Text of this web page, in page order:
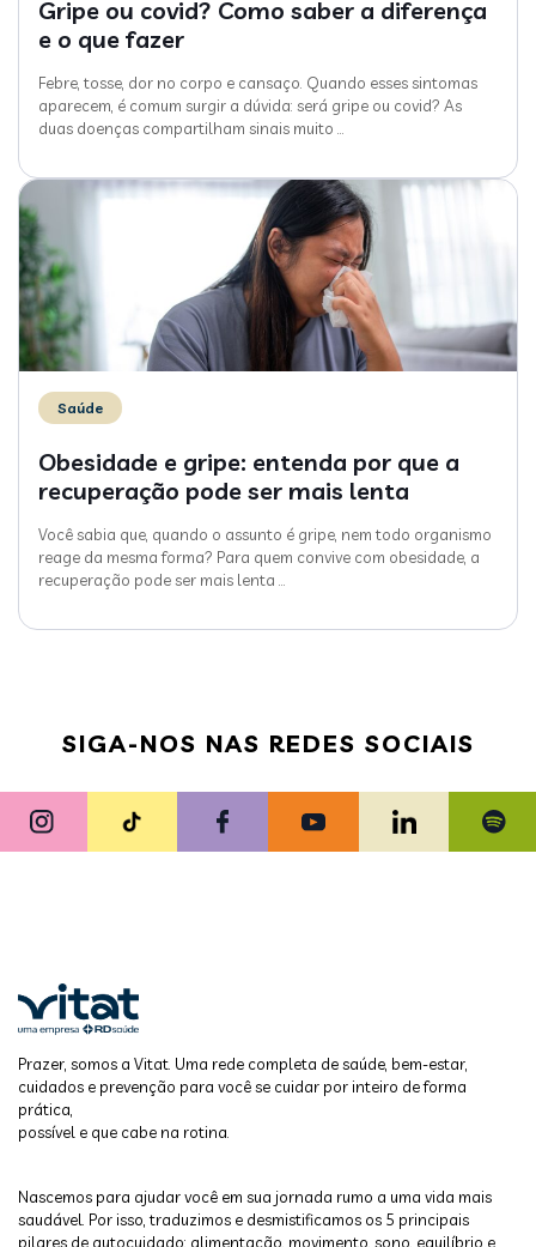
Gripe ou covid? Como saber a diferença
e o que fazer
Febre, tosse, dor no corpo e cansaço. Quando esses sintomas
aparecem, é comum surgir a dúvida: será gripe ou covid? As
duas doenças compartilham sinais muito …
Saúde
Obesidade e gripe: entenda por que a
recuperação pode ser mais lenta
Você sabia que, quando o assunto é gripe, nem todo organismo
reage da mesma forma? Para quem convive com obesidade, a
recuperação pode ser mais lenta …
SIGA-NOS NAS REDES SOCIAIS
Prazer, somos a Vitat. Uma rede completa de saúde, bem-estar,
cuidados e prevenção para você se cuidar por inteiro de forma
prática,
possível e que cabe na rotina.
Nascemos para ajudar você em sua jornada rumo a uma vida mais
saudável. Por isso, traduzimos e desmistificamos os 5 principais
pilares de autocuidado: alimentação, movimento, sono, equilíbrio e